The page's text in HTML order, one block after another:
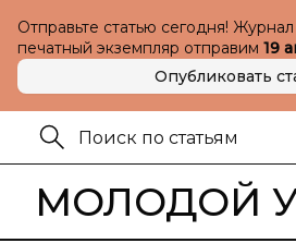
Отправьте статью сегодня!
печатный экземпляр отправим 19
Опубликовать
МОЛОДОЙ